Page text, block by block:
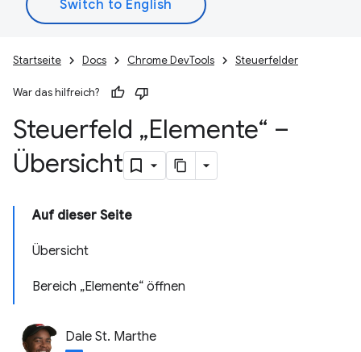
Startseite Docs Chrome DevTools Steuerfelder
War das hilfreich?
Steuerfeld „Elemente“ –
Übersicht
Auf dieser Seite
Übersicht
Bereich „Elemente“ öffnen
Dale St. Marthe